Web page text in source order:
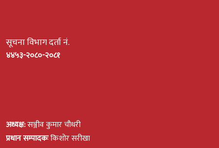
सूचना विभाग दर्ता नं.
४४५३-२०८०-२०८१
अध्यक्ष:सञ्जीव कुमार चौधरी
प्रधान सम्पादकःकिशोर सरीखा